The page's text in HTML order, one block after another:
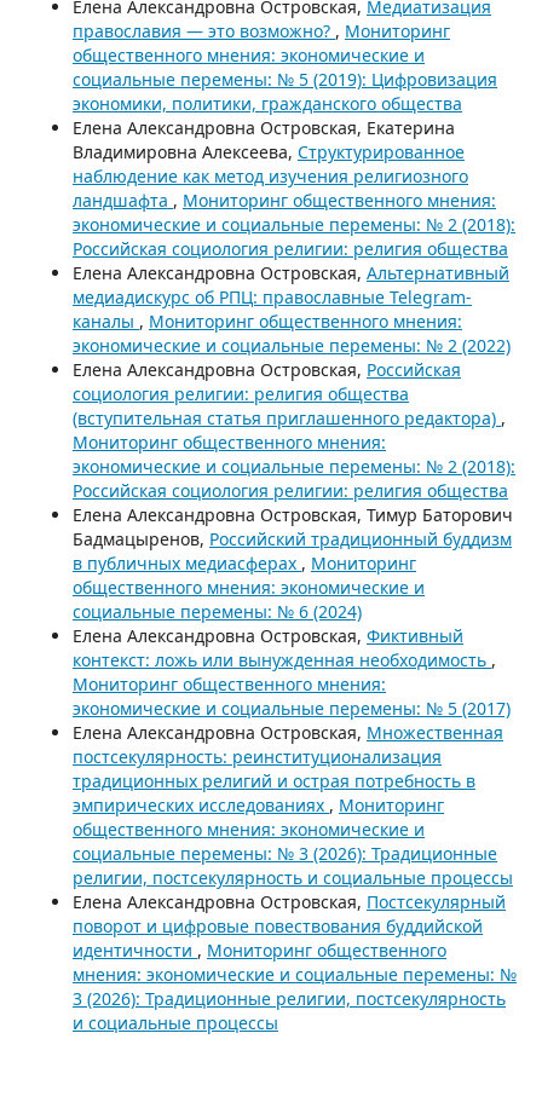
Елена Александровна Островская, Медиатизация
православия — это возможно? , Мониторинг
общественного мнения: экономические и
социальные перемены: № 5 (2019): Цифровизация
экономики, политики, гражданского общества
Елена Александровна Островская, Екатерина
Владимировна Алексеева, Структурированное
наблюдение как метод изучения религиозного
ландшафта , Мониторинг общественного мнения:
экономические и социальные перемены: № 2 (2018):
Российская социология религии: религия общества
Елена Александровна Островская, Альтернативный
медиадискурс об РПЦ: православные Telegram-
каналы , Мониторинг общественного мнения:
экономические и социальные перемены: № 2 (2022)
Елена Александровна Островская, Российская
социология религии: религия общества
(вступительная статья приглашенного редактора) ,
Мониторинг общественного мнения:
экономические и социальные перемены: № 2 (2018):
Российская социология религии: религия общества
Елена Александровна Островская, Тимур Баторович
Бадмацыренов, Российский традиционный буддизм
в публичных медиасферах , Мониторинг
общественного мнения: экономические и
социальные перемены: № 6 (2024)
Елена Александровна Островская, Фиктивный
контекст: ложь или вынужденная необходимость ,
Мониторинг общественного мнения:
экономические и социальные перемены: № 5 (2017)
Елена Александровна Островская, Множественная
постсекулярность: реинституционализация
традиционных религий и острая потребность в
эмпирических исследованиях , Мониторинг
общественного мнения: экономические и
социальные перемены: № 3 (2026): Традиционные
религии, постсекулярность и социальные процессы
Елена Александровна Островская, Постсекулярный
поворот и цифровые повествования буддийской
идентичности , Мониторинг общественного
мнения: экономические и социальные перемены: №
3 (2026): Традиционные религии, постсекулярность
и социальные процессы